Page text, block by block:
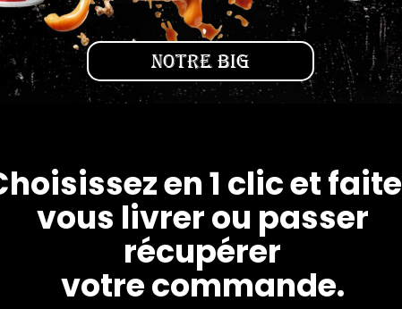
Notre Big
en 1 clic et
vous livrer ou passer
récupérer
votre commande.